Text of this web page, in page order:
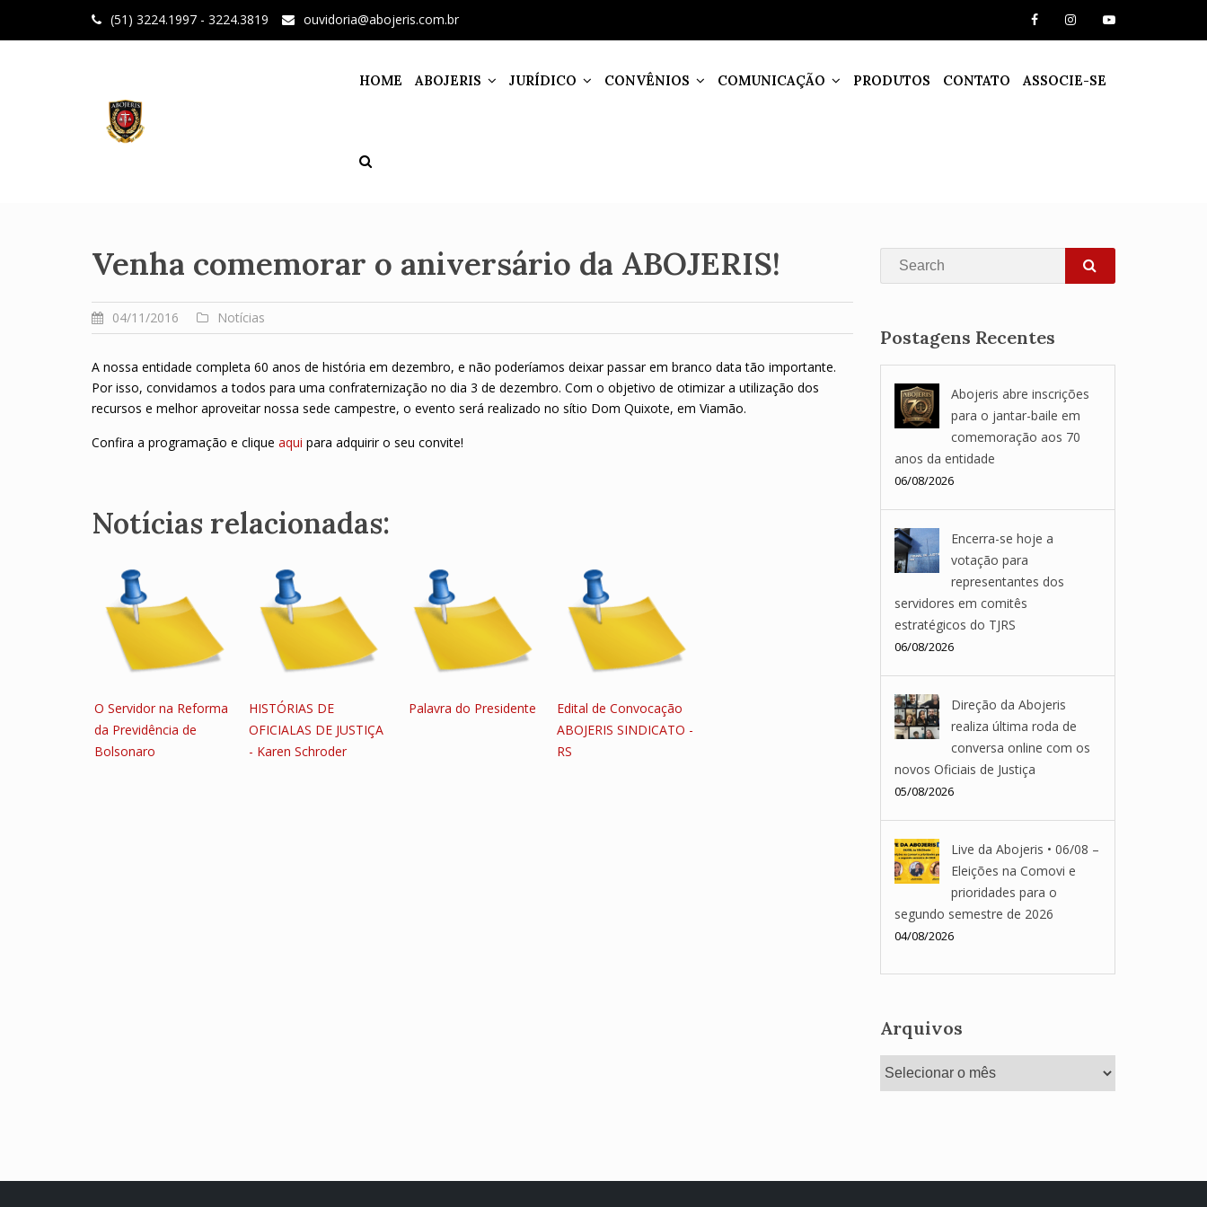
(51) 3224.1997 - 3224.3819 ouvidoria@abojeris.com.br
HOME ABOJERIS JURÍDICO CONVÊNIOS COMUNICAÇÃO PRODUTOS CONTATO ASSOCIE-SE
Venha comemorar o aniversário da ABOJERIS!
04/11/2016 Notícias
A nossa entidade completa 60 anos de história em dezembro, e não poderíamos deixar passar em branco data tão importante.
Por isso, convidamos a todos para uma confraternização no dia 3 de dezembro. Com o objetivo de otimizar a utilização dos
recursos e melhor aproveitar nossa sede campestre, o evento será realizado no sítio Dom Quixote, em Viamão.
Confira a programação e clique aqui para adquirir o seu convite!
Notícias relacionadas:
O Servidor na Reforma
da Previdência de
Bolsonaro
HISTÓRIAS DE
OFICIALAS DE JUSTIÇA
- Karen Schroder
Palavra do Presidente
Edital de Convocação
ABOJERIS SINDICATO -
RS
Search
SEARCH
Postagens Recentes
Abojeris abre inscrições
para o jantar-baile em
comemoração aos 70
anos da entidade
06/08/2026
Encerra-se hoje a
votação para
representantes dos
servidores em comitês
estratégicos do TJRS
06/08/2026
Direção da Abojeris
realiza última roda de
conversa online com os
novos Oficiais de Justiça
05/08/2026
Live da Abojeris • 06/08 –
Eleições na Comovi e
prioridades para o
segundo semestre de 2026
04/08/2026
Arquivos
Arquivos